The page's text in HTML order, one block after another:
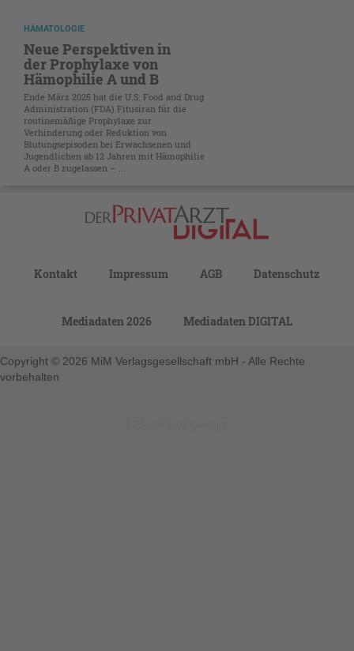
HÄMATOLOGIE
Neue Perspektiven in
der Prophylaxe von
Hämophilie A und B
Ende März 2025 hat die U.S. Food and Drug
Administration (FDA) Fitusiran für die
routinemäßige Prophylaxe zur
Verhinderung oder Reduktion von
Blutungsepisoden bei Erwachsenen und
Jugendlichen ab 12 Jahren mit Hämophilie
A oder B zugelassen – ...
Kontakt Impressum AGB Datenschutz
Mediadaten 2026 Mediadaten DIGITAL
Copyright © 2026 MiM Verlagsgesellschaft mbH - Alle Rechte
vorbehalten